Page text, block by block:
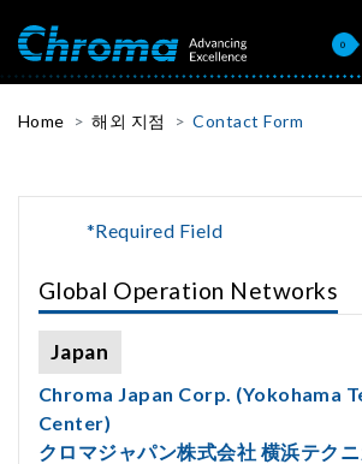
0
Home 해외 지점 Contact Form
*Required Field
Global Operation Networks
Japan
Chroma Japan Corp. (Yokohama
Center)
クロマジャパン株式会社 横浜テク